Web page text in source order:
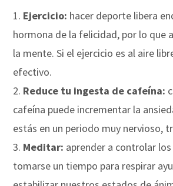
Ejercicio: hacer deporte libera
hormona de la felicidad, por lo que
la mente. Si el ejercicio es al aire
efectivo.
Reduce tu ingesta de cafeína:
cafeína puede incrementar la
estás en un periodo muy nervioso,
Meditar: aprender a controlar
tomarse un tiempo para respirar